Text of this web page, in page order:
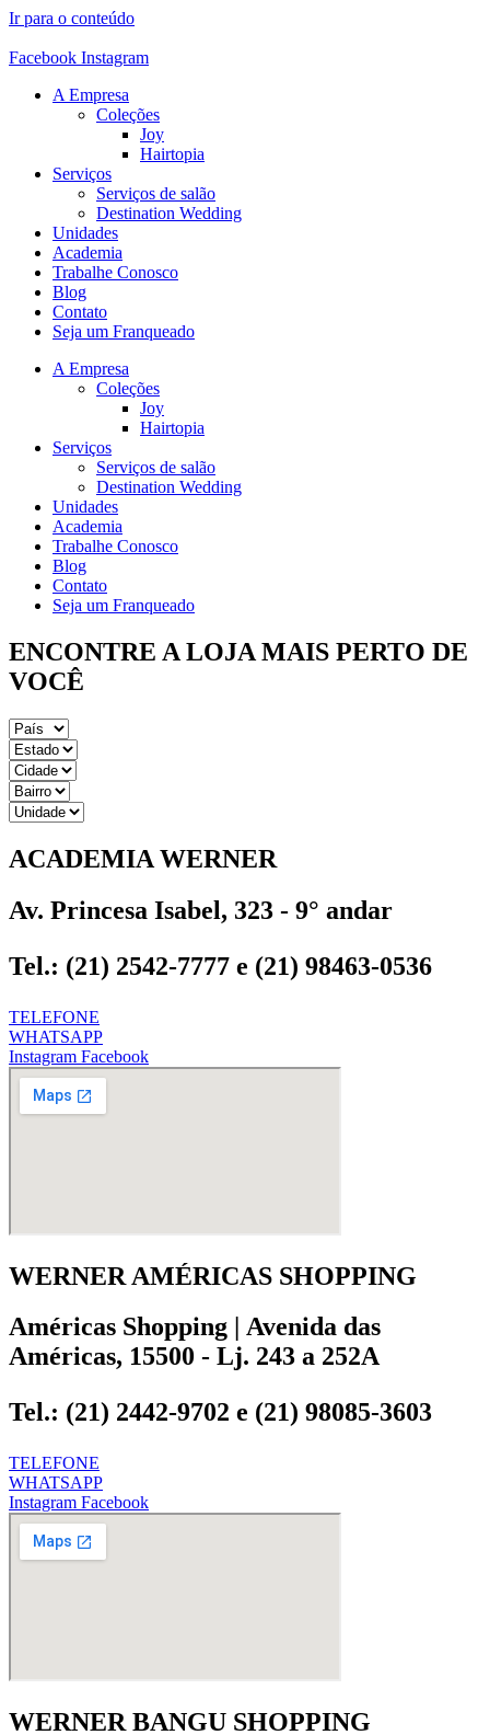
Ir para o conteúdo
Facebook Instagram
A Empresa
Coleções
Joy
Hairtopia
Serviços
Serviços de salão
Destination Wedding
Unidades
Academia
Trabalhe Conosco
Blog
Contato
Seja um Franqueado
A Empresa
Coleções
Joy
Hairtopia
Serviços
Serviços de salão
Destination Wedding
Unidades
Academia
Trabalhe Conosco
Blog
Contato
Seja um Franqueado
ENCONTRE A LOJA MAIS PERTO DE
VOCÊ
ACADEMIA WERNER
Av. Princesa Isabel, 323 - 9° andar
Tel.: (21) 2542-7777 e (21) 98463-0536
TELEFONE
WHATSAPP
Instagram Facebook
WERNER AMÉRICAS SHOPPING
Américas Shopping | Avenida das
Américas, 15500 - Lj. 243 a 252A
Tel.: (21) 2442-9702 e (21) 98085-3603
TELEFONE
WHATSAPP
Instagram Facebook
WERNER BANGU SHOPPING